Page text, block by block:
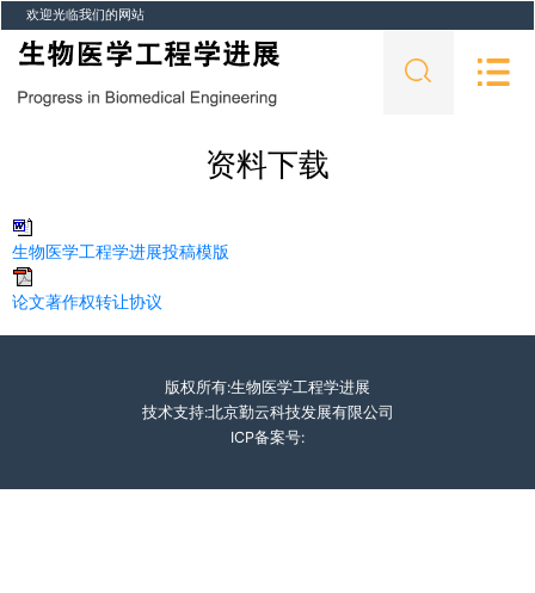
欢迎光临我们的网站
资料下载
生物医学工程学进展投稿模版
论文著作权转让协议
版权所有:生物医学工程学进展
技术支持:北京勤云科技发展有限公司
ICP备案号: